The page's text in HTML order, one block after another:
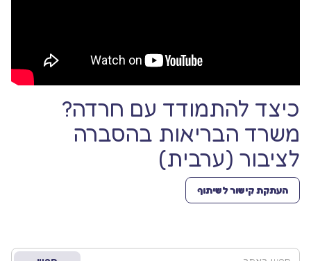
כיצד להתמודד עם חרדה?
משרד הבריאות בהסברה
לציבור (ערבית)
העתקת קישור לשיתוף